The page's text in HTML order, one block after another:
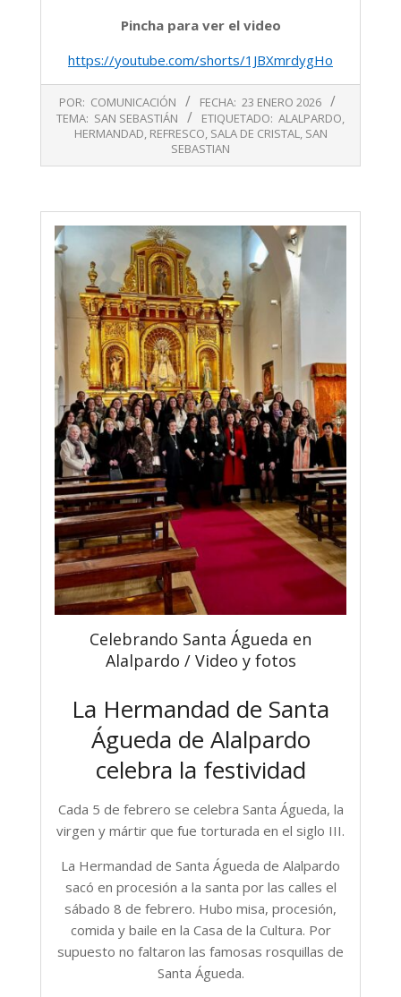
Pincha para ver el video
https://youtube.com/shorts/1JBXmrdygHo
01-
POR: COMUNICACIÓN FECHA: 23 ENERO 2026
TEMA: SAN SEBASTIÁN ETIQUETADO: ALALPARDO,
HERMANDAD, REFRESCO, SALA DE CRISTAL, SAN
SEBASTIAN
Celebrando Santa Águeda en
Alalpardo / Video y fotos
La Hermandad de Santa
Águeda de Alalpardo
celebra la festividad
Cada 5 de febrero se celebra Santa Águeda, la
virgen y mártir que fue torturada en el siglo III.
La Hermandad de Santa Águeda de Alalpardo
sacó en procesión a la santa por las calles el
sábado 8 de febrero. Hubo misa, procesión,
comida y baile en la Casa de la Cultura. Por
supuesto no faltaron las famosas rosquillas de
Santa Águeda.